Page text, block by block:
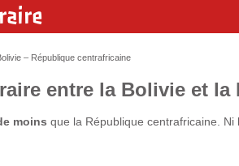
– République centrafricaine
entre la Bolivie et
moins que la République centrafricaine.